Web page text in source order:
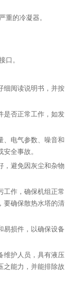
的冷凝器。
口。
阅读说明书，并按
否正常工作，如发
电气参数、噪音和
全事故。
避免因灰尘和杂物
作，确保机组正常
要确保散热水塔的清
损件，以确保设备
护人员，具有液压
之能力，并能排除故